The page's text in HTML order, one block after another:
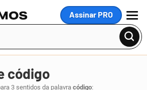
Assinar PRO
MENU
código
3 sentidos da palavra código: